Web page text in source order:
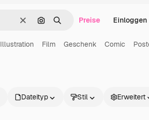
LöschenNach Bild suchen
SuchenPreise Einloggen
Illustration Film Geschenk Comic
Dateityp Stil Erweitert